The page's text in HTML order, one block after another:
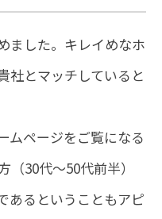
ました。キレイめなホ
社とマッチしていると
ムページをご覧になる
30代～50代前半）
あるということもアピ